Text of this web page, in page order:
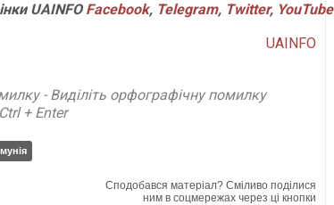
UAINFO Facebook, Telegram, Twitter, YouTube
UAINFO
- Виділіть орфографічну помилку
+ Enter
Сподобався матеріал? Сміливо поділися
ним в соцмережах через ці кнопки